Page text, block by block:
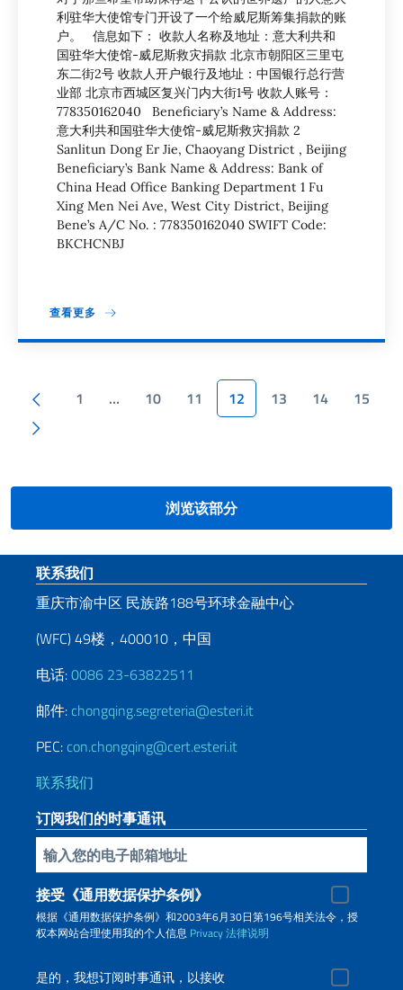
利驻华大使馆专门开设了一个给威尼斯筹集捐款的账
户。 信息如下： 收款人名称及地址：意大利共和
国驻华大使馆-威尼斯救灾捐款 北京市朝阳区三里屯
东二街2号 收款人开户银行及地址：中国银行总行营
业部 北京市西城区复兴门内大街1号 收款人账号：
778350162040 Beneficiary’s Name & Address:
意大利共和国驻华大使馆-威尼斯救灾捐款 2
Sanlitun Dong Er Jie, Chaoyang District , Beijing
Beneficiary’s Bank Name & Address: Bank of
China Head Office Banking Department 1 Fu
Xing Men Nei Ave, West City District, Beijing
Bene’s A/C No. : 778350162040 SWIFT Code:
BKCHCNBJ
查看更多
分页 上一页
1 … 10 11 12 13 14
15
浏览该部分
页脚部分
联系我们
重庆市渝中区 民族路188号环球金融中心
(WFC) 49楼，400010，中国
电话:0086 23-63822511
邮件: chongqing.segreteria@esteri.it
PEC: con.chongqing@cert.esteri.it
联系我们
订阅我们的时事通讯
插入你的電子郵件
接受《通用数据保护条例》
根据《通用数据保护条例》和2003年6月30日第196号相关法令，授
权本网站合理使用我的个人信息 Privacy法律说明
是的，我想订阅时事通讯，以接收